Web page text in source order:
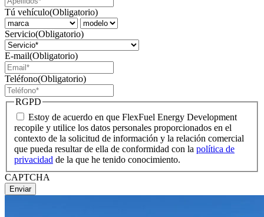
Tú vehículo(Obligatorio)
Servicio(Obligatorio)
E-mail(Obligatorio)
Teléfono(Obligatorio)
RGPD
Estoy de acuerdo en que FlexFuel Energy Development
recopile y utilice los datos personales proporcionados en el
contexto de la solicitud de información y la relación comercial
que pueda resultar de ella de conformidad con la política de
privacidad de la que he tenido conocimiento.
CAPTCHA